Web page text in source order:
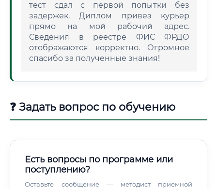
тест сдал с первой попытки без
задержек. Диплом привез курьер
прямо на мой рабочий адрес.
Сведения в реестре ФИС ФРДО
отображаются корректно. Огромное
спасибо за полученные знания!
❓ Задать вопрос по обучению
Есть вопросы по программе или
поступлению?
Оставьте сообщение — методист приемной